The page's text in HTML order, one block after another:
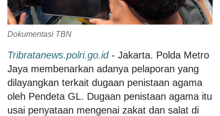
Dokumentasi TBN
Tribratanews.polri.go.id- Jakarta. Polda Metro
Jaya membenarkan adanya pelaporan yang
dilayangkan terkait dugaan penistaan agama
oleh Pendeta GL. Dugaan penistaan agama itu
usai penyataan mengenai zakat dan salat di